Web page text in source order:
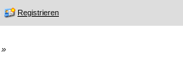
Registrieren
»